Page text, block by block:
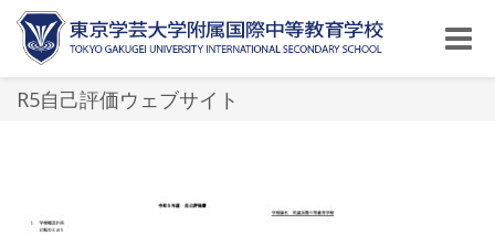
Toggle
R5自己評価ウェブサイト